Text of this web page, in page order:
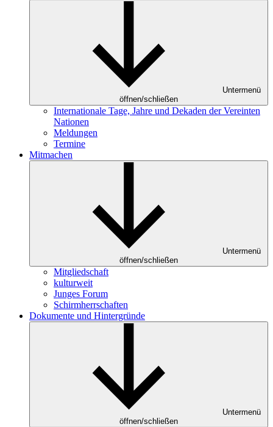
Untermenü
öffnen/schließen
Internationale Tage, Jahre und Dekaden der Vereinten
Nationen
Meldungen
Termine
Mitmachen
Untermenü
öffnen/schließen
Mitgliedschaft
kulturweit
Junges Forum
Schirmherrschaften
Dokumente und Hintergründe
Untermenü
öffnen/schließen